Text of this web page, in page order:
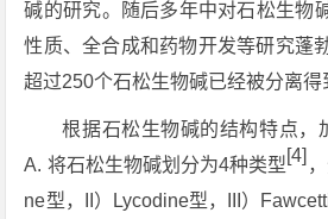
碱的研究。随后多年中对石松生物
性质、全合成和药物开发等研究蓬
超过250个石松生物碱已经被分离得
根据石松生物碱的结构特点，
A. 将石松生物碱划分为4种类型[4]
ne型，II）Lycodine型，III）